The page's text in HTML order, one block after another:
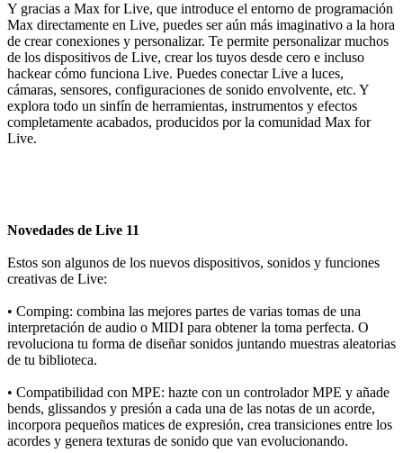
Y gracias a Max for Live, que introduce el entorno de programación
Max directamente en Live, puedes ser aún más imaginativo a la hora
de crear conexiones y personalizar. Te permite personalizar muchos
de los dispositivos de Live, crear los tuyos desde cero e incluso
hackear cómo funciona Live. Puedes conectar Live a luces,
cámaras, sensores, configuraciones de sonido envolvente, etc. Y
explora todo un sinfín de herramientas, instrumentos y efectos
completamente acabados, producidos por la comunidad Max for
Live.
Novedades de Live 11
Estos son algunos de los nuevos dispositivos, sonidos y funciones
creativas de Live:
• Comping: combina las mejores partes de varias tomas de una
interpretación de audio o MIDI para obtener la toma perfecta. O
revoluciona tu forma de diseñar sonidos juntando muestras aleatorias
de tu biblioteca.
• Compatibilidad con MPE: hazte con un controlador MPE y añade
bends, glissandos y presión a cada una de las notas de un acorde,
incorpora pequeños matices de expresión, crea transiciones entre los
acordes y genera texturas de sonido que van evolucionando.